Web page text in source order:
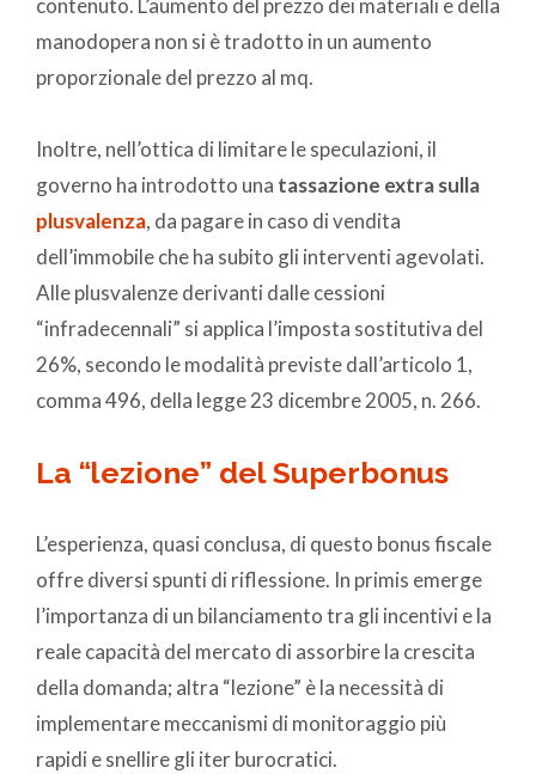
contenuto. L’aumento del prezzo dei materiali e della
manodopera non si è tradotto in un aumento
proporzionale del prezzo al mq.
Inoltre, nell’ottica di limitare le speculazioni, il
governo ha introdotto una tassazione extra sulla
plusvalenza, da pagare in caso di vendita
dell’immobile che ha subito gli interventi agevolati.
Alle plusvalenze derivanti dalle cessioni
“infradecennali” si applica l’imposta sostitutiva del
26%, secondo le modalità previste dall’articolo 1,
comma 496, della legge 23 dicembre 2005, n. 266.
La “lezione” del Superbonus
L’esperienza, quasi conclusa, di questo bonus fiscale
offre diversi spunti di riflessione. In primis emerge
l’importanza di un bilanciamento tra gli incentivi e la
reale capacità del mercato di assorbire la crescita
della domanda; altra “lezione” è la necessità di
implementare meccanismi di monitoraggio più
rapidi e snellire gli iter burocratici.